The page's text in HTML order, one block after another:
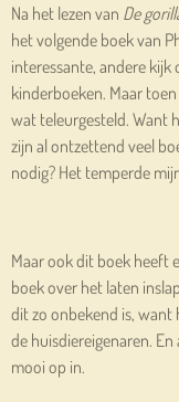
Na het lezen van De
het volgende boek van
interessante, andere kijk
kinderboeken. Maar
wat teleurgesteld. Want
zijn al ontzettend veel
nodig? Het temperde
Maar ook dit boek heeft
boek over het laten
dit zo onbekend is,
de huisdiereigenaren.
mooi op in.